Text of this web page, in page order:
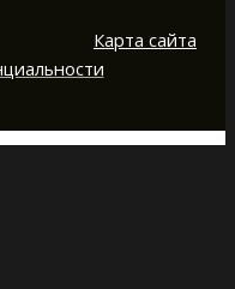
Карта сайта